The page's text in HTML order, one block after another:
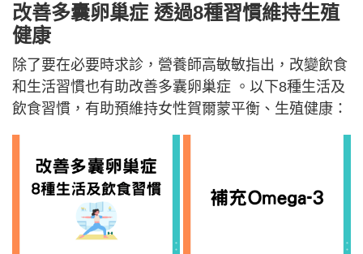
改善多囊卵巢症 透過8種習慣維持生殖
健康
除了要在必要時求診，營養師高敏敏指出，改變飲食
和生活習慣也有助改善多囊卵巢症 。以下8種生活及
飲食習慣，有助預維持女性賀爾蒙平衡、生殖健康：